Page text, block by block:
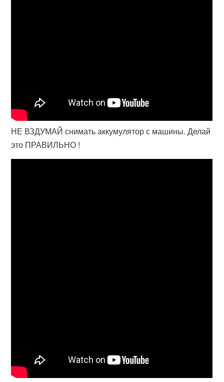
НЕ ВЗДУМАЙ снимать аккумулятор с машины. Делай
это ПРАВИЛЬНО !